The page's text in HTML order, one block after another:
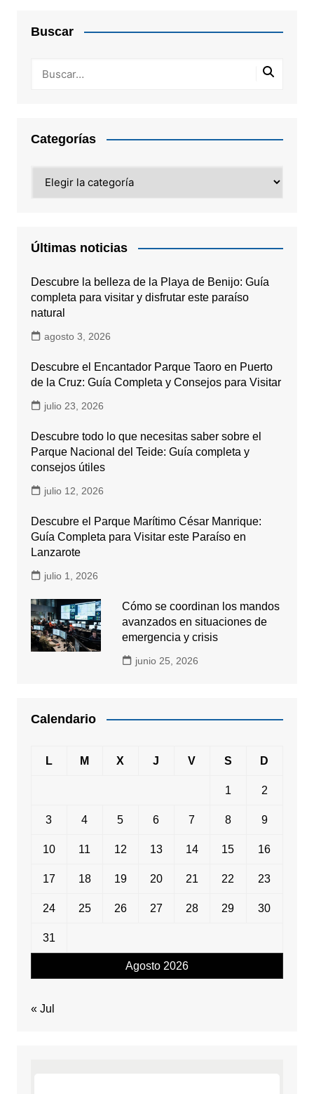
Buscar
Categorías
Últimas noticias
Descubre la belleza de la Playa de Benijo: Guía
completa para visitar y disfrutar este paraíso
natural
agosto 3, 2026
Descubre el Encantador Parque Taoro en Puerto
de la Cruz: Guía Completa y Consejos para Visitar
julio 23, 2026
Descubre todo lo que necesitas saber sobre el
Parque Nacional del Teide: Guía completa y
consejos útiles
julio 12, 2026
Descubre el Parque Marítimo César Manrique:
Guía Completa para Visitar este Paraíso en
Lanzarote
julio 1, 2026
Cómo se coordinan los mandos
avanzados en situaciones de
emergencia y crisis
junio 25, 2026
Calendario
Agosto 2026
L M X J V S D
1 2
3 4 5 6 7 8 9
10 11 12 13 14 15 16
17 18 19 20 21 22 23
24 25 26 27 28 29 30
31
« Jul